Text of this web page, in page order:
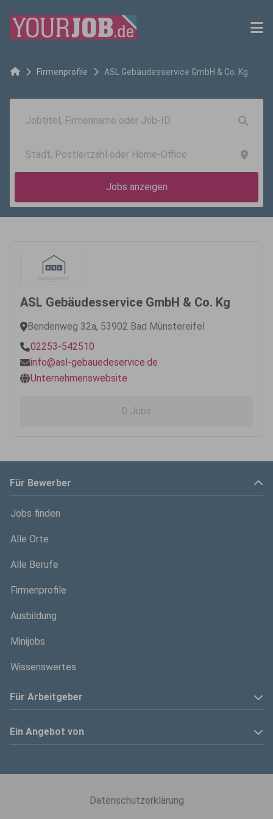
Firmenprofile ASL Gebäudesservice GmbH & Co. Kg
Jobs anzeigen
ASL Gebäudesservice GmbH & Co. Kg
Bendenweg 32a, 53902 Bad Münstereifel
02253-542510
info@asl-gebauedeservice.de
Unternehmenswebsite
0 Jobs
Für Bewerber
Jobs finden
Alle Orte
Alle Berufe
Firmenprofile
Ausbildung
Minijobs
Wissenswertes
Für Arbeitgeber
Anzeige schalten
Ein Angebot von
Datenschutzerklärung